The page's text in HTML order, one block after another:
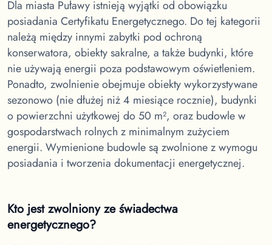
Dla miasta Puławy istnieją wyjątki od obowiązku
posiadania Certyfikatu Energetycznego. Do tej kategorii
należą między innymi zabytki pod ochroną
konserwatora, obiekty sakralne, a także budynki, które
nie używają energii poza podstawowym oświetleniem.
Ponadto, zwolnienie obejmuje obiekty wykorzystywane
sezonowo (nie dłużej niż 4 miesiące rocznie), budynki
o powierzchni użytkowej do 50 m², oraz budowle w
gospodarstwach rolnych z minimalnym zużyciem
energii. Wymienione budowle są zwolnione z wymogu
posiadania i tworzenia dokumentacji energetycznej.
Kto jest zwolniony ze świadectwa
energetycznego?